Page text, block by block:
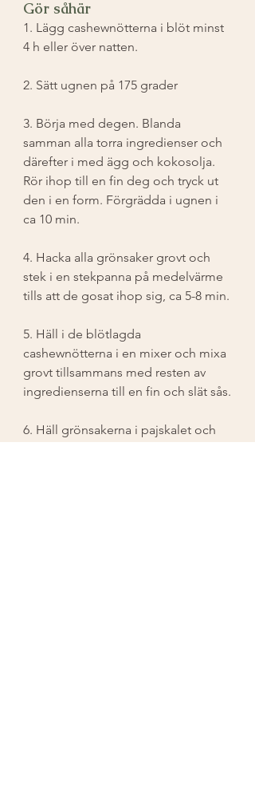
Gör såhär
1. Lägg cashewnötterna i blöt minst
4 h eller över natten.
2. Sätt ugnen på 175 grader
3. Börja med degen. Blanda
samman alla torra ingredienser och
därefter i med ägg och kokosolja.
Rör ihop till en fin deg och tryck ut
den i en form. Förgrädda i ugnen i
ca 10 min.
4. Hacka alla grönsaker grovt och
stek i en stekpanna på medelvärme
tills att de gosat ihop sig, ca 5-8 min.
5. Häll i de blötlagda
cashewnötterna i en mixer och mixa
grovt tillsammans med resten av
ingredienserna till en fin och slät sås.
6. Häll grönsakerna i pajskalet och